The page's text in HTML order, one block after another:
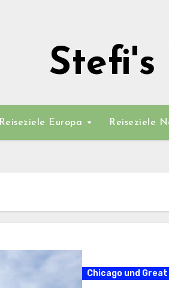
Stefi's
Reiseziele Europa Reiseziele
Chicago und